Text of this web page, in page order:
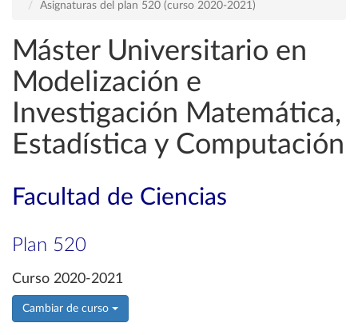
Asignaturas del plan 520 (curso 2020-2021)
Máster Universitario en
Modelización e
Investigación Matemática,
Estadística y Computación
Facultad de Ciencias
Plan 520
Curso 2020-2021
Cambiar de curso